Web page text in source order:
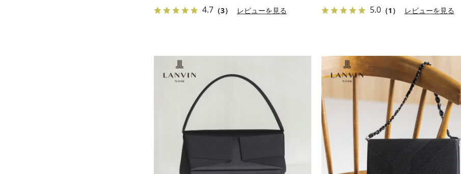
4.7 （3） レビューを見る 5.0（1） レビューを見る